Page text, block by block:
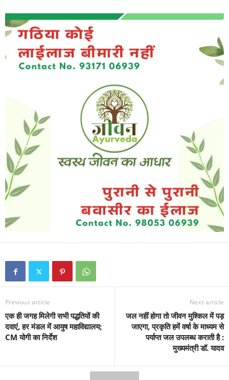
Previous article
एक ही जगह मिलेगी सभी पद्धतियों की
दवाएं, हर मंडल में आयुष महाविद्यालय;
CM योगी का निर्देश
Next article
जल नहीं होगा तो जीवन मुश्किल में पड़
जाएगा, प्रकृति हमें वर्षा के माध्यम से
पर्याप्त जल उपलब्ध कराती है :
मुख्यमंत्री डॉ. यादव